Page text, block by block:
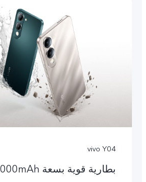
vivo Y04
بطارية قوية بسعة 6000mAh